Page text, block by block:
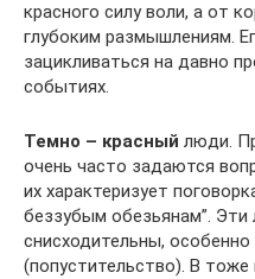
красного силу воли, а от
глубоким размышлениям.
зацикливаться на давно
событиях.
Темно – красный люди.
очень часто задаются
их характеризует
беззубым обезьянам”.
снисходительны,
(попустительство). В